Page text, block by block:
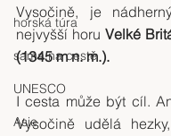
horská túra
sama na cestě
UNESCO
Asie
Vysočině, je
nejvyšší horu Velké
(1345 m n. m.).
I cesta může být cíl.
Vysočině udělá